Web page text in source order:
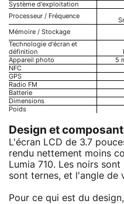
Système d'exploitation
Processeur / Fréquence
Mémoire / Stockage
Technologie d'écran et
définition
Appareil photo
5
NFC
GPS
Radio FM
Batterie
Dimensions
Poids
Design et
L'écran LCD de 3.7
rendu nettement moins
Lumia 710. Les noirs
sont ternes, et l'angle de
Pour ce qui est du